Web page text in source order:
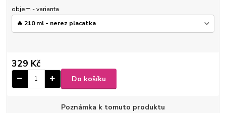
objem - varianta
329 Kč
Do košíku
Poznámka k tomuto produktu